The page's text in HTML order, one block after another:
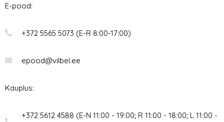
E-pood:
+372 5565 5073 (E-R 8:00-17:00)
epood@vilbel.ee
Kauplus:
+372 5612 4588 (E-N 11:00 - 19:00; R 11:00 - 18:00; L 11:00 -